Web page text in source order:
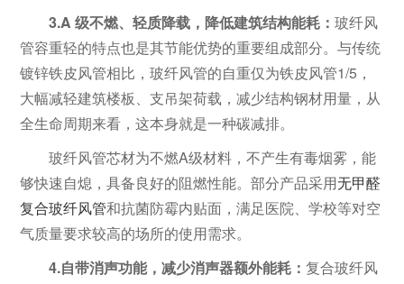
3.A 级不燃、轻质降载，降低建筑结构能耗： 玻纤风
管容重轻的特点也是其节能优势的重要组成部分。与传统
镀锌铁皮风管相比，玻纤风管的自重仅为铁皮风管1/5，
大幅减轻建筑楼板、支吊架荷载，减少结构钢材用量，从
全生命周期来看，这本身就是一种碳减排。
玻纤风管芯材为不燃A级材料，不产生有毒烟雾，能
够快速自熄，具备良好的阻燃性能。部分产品采用无甲醛
复合玻纤风管和抗菌防霉内贴面，满足医院、学校等对空
气质量要求较高的场所的使用需求。
4.自带消声功能，减少消声器额外能耗： 复合玻纤风